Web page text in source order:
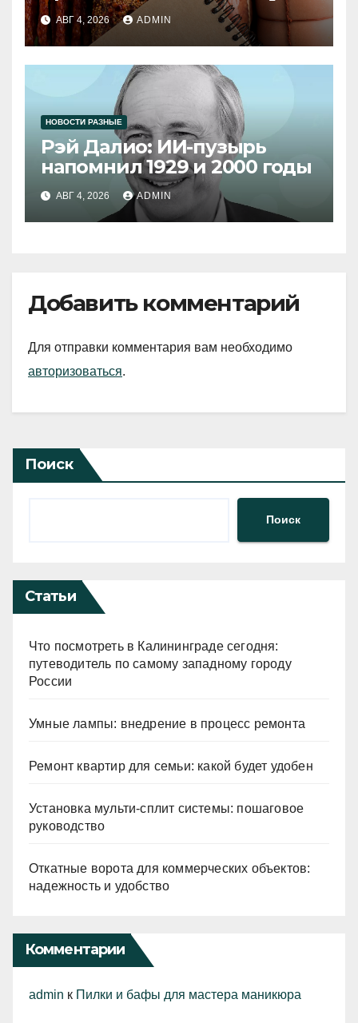
продукции
АВГ 4, 2026 ADMIN
НОВОСТИ РАЗНЫЕ
Рэй Далио: ИИ-пузырь
напомнил 1929 и 2000 годы
АВГ 4, 2026 ADMIN
Добавить комментарий
Для отправки комментария вам необходимо
авторизоваться.
Поиск
Поиск
Статьи
Что посмотреть в Калининграде сегодня:
путеводитель по самому западному городу
России
Умные лампы: внедрение в процесс ремонта
Ремонт квартир для семьи: какой будет удобен
Установка мульти-сплит системы: пошаговое
руководство
Откатные ворота для коммерческих объектов:
надежность и удобство
Комментарии
admin к Пилки и бафы для мастера маникюра